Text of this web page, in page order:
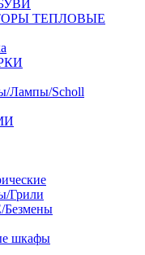
ТЕПЛОВЫЕ
Лампы/Scholl
Грили
шкафы